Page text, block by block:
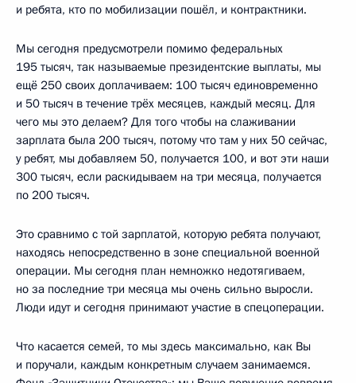
и ребята, кто по мобилизации пошёл, и контрактники.
Мы сегодня предусмотрели помимо федеральных
195 тысяч, так называемые президентские выплаты, мы
ещё 250 своих доплачиваем: 100 тысяч единовременно
и 50 тысяч в течение трёх месяцев, каждый месяц. Для
чего мы это делаем? Для того чтобы на слаживании
зарплата была 200 тысяч, потому что там у них 50 сейчас,
у ребят, мы добавляем 50, получается 100, и вот эти наши
300 тысяч, если раскидываем на три месяца, получается
по 200 тысяч.
Это сравнимо с той зарплатой, которую ребята получают,
находясь непосредственно в зоне специальной военной
операции. Мы сегодня план немножко недотягиваем,
но за последние три месяца мы очень сильно выросли.
Люди идут и сегодня принимают участие в спецоперации.
Что касается семей, то мы здесь максимально, как Вы
и поручали, каждым конкретным случаем занимаемся.